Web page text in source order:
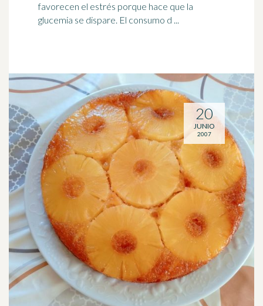
favorecen el estrés porque hace que la
glucemia se dispare. El consumo d ...
20
JUNIO
2007